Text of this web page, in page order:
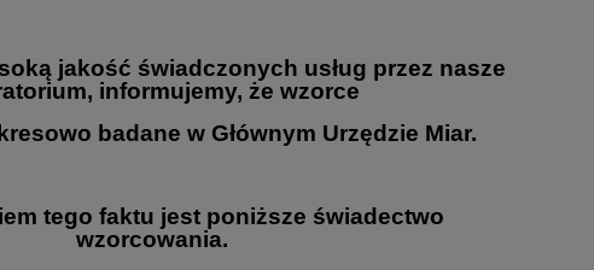
jakość świadczonych usług przez nasze
informujemy, że wzorce
badane w Głównym Urzędzie Miar.
tego faktu jest poniższe świadectwo
wzorcowania.